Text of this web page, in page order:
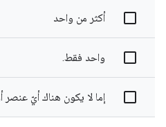
أكثر من واحد
واحد فقط.
إما لا يكون هناك أيّ